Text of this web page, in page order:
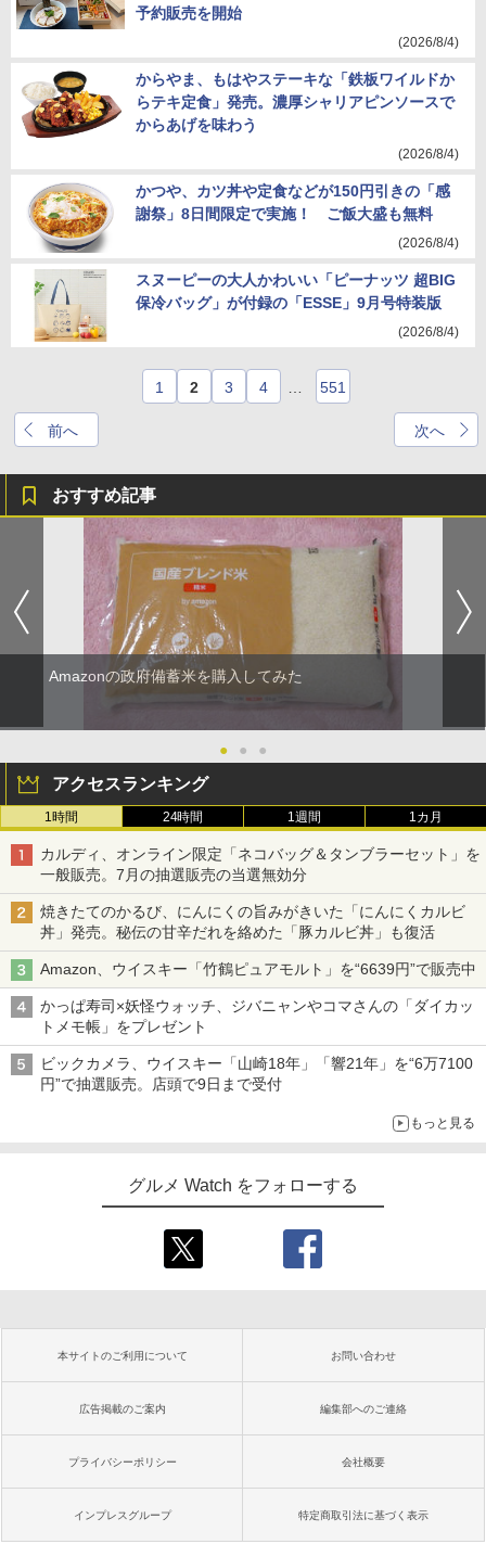
予約販売を開始
(2026/8/4)
からやま、もはやステーキな「鉄板ワイルドか
らテキ定食」発売。濃厚シャリアピンソースで
からあげを味わう
(2026/8/4)
かつや、カツ丼や定食などが150円引きの「感
謝祭」8日間限定で実施！ ご飯大盛も無料
(2026/8/4)
スヌーピーの大人かわいい「ピーナッツ 超BIG
保冷バッグ」が付録の「ESSE」9月号特装版
(2026/8/4)
前へ
1 2 3 4 551
次へ
おすすめ記事
Amazonの政府備蓄米を購入してみた
● ● ●
アクセスランキング
1時間 24時間 1週間 1カ月
カルディ、オンライン限定「ネコバッグ＆タンブラーセット」を
一般販売。7月の抽選販売の当選無効分
焼きたてのかるび、にんにくの旨みがきいた「にんにくカルビ
丼」発売。秘伝の甘辛だれを絡めた「豚カルビ丼」も復活
Amazon、ウイスキー「竹鶴ピュアモルト」を“6639円”で販売中
かっぱ寿司×妖怪ウォッチ、ジバニャンやコマさんの「ダイカッ
トメモ帳」をプレゼント
ビックカメラ、ウイスキー「山崎18年」「響21年」を“6万7100
円”で抽選販売。店頭で9日まで受付
もっと見る
グルメ Watch をフォローする
本サイトのご利用について お問い合わせ
広告掲載のご案内 編集部へのご連絡
プライバシーポリシー 会社概要
インプレスグループ 特定商取引法に基づく表示